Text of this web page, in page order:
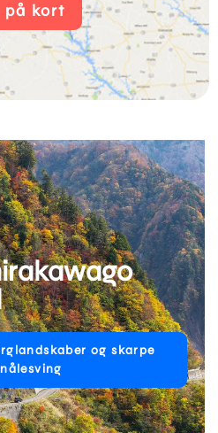
på kort
og skarpe